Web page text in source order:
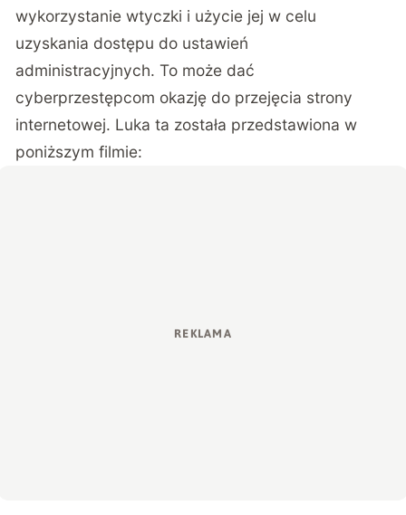
wykorzystanie wtyczki i użycie jej w celu
uzyskania dostępu do ustawień
administracyjnych. To może dać
cyberprzestępcom okazję do przejęcia strony
internetowej. Luka ta została przedstawiona w
poniższym filmie: